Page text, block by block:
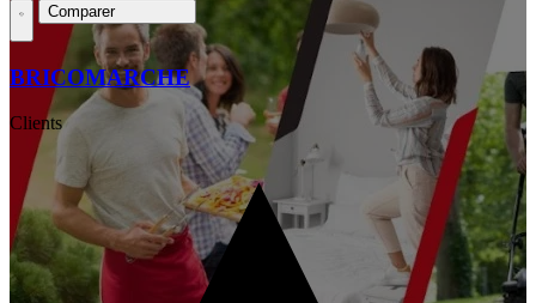
Comparer
BRICOMARCHE
Clients